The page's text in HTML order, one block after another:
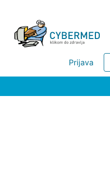
Prijava